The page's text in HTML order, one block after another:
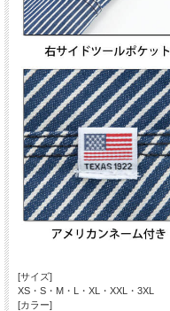
[サイズ]
XS・S・M・L・XL・XXL・3XL
[カラー]